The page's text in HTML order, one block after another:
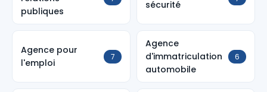
publiques
sécurité
Agence pour
l'emploi
7
Agence
d'immatriculation
automobile
6